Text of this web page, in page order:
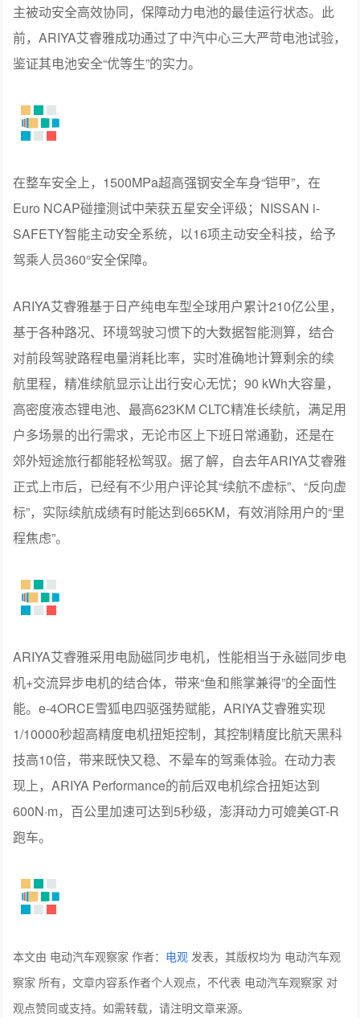
主被动安全高效协同，保障动力电池的最佳运行状态。此
前，ARIYA艾睿雅成功通过了中汽中心三大严苛电池试验，
鉴证其电池安全“优等生”的实力。
在整车安全上，1500MPa超高强钢安全车身“铠甲”，在
Euro NCAP碰撞测试中荣获五星安全评级；NISSAN i-
SAFETY智能主动安全系统，以16项主动安全科技，给予
驾乘人员360°安全保障。
ARIYA艾睿雅基于日产纯电车型全球用户累计210亿公里，
基于各种路况、环境驾驶习惯下的大数据智能测算，结合
对前段驾驶路程电量消耗比率，实时准确地计算剩余的续
航里程，精准续航显示让出行安心无忧；90 kWh大容量，
高密度液态锂电池、最高623KM CLTC精准长续航，满足用
户多场景的出行需求，无论市区上下班日常通勤，还是在
郊外短途旅行都能轻松驾驭。据了解，自去年ARIYA艾睿雅
正式上市后，已经有不少用户评论其“续航不虚标”、“反向虚
标”，实际续航成绩有时能达到665KM，有效消除用户的“里
程焦虑”。
ARIYA艾睿雅采用电励磁同步电机，性能相当于永磁同步电
机+交流异步电机的结合体，带来“鱼和熊掌兼得”的全面性
能。e-4ORCE雪狐电四驱强势赋能，ARIYA艾睿雅实现
1/10000秒超高精度电机扭矩控制，其控制精度比航天黑科
技高10倍，带来既快又稳、不晕车的驾乘体验。在动力表
现上，ARIYA Performance的前后双电机综合扭矩达到
600N·m，百公里加速可达到5秒级，澎湃动力可媲美GT-R
跑车。
本文由 电动汽车观察家 作者： 电观 发表，其版权均为 电动汽车观
察家 所有，文章内容系作者个人观点，不代表 电动汽车观察家 对
观点赞同或支持。如需转载，请注明文章来源。